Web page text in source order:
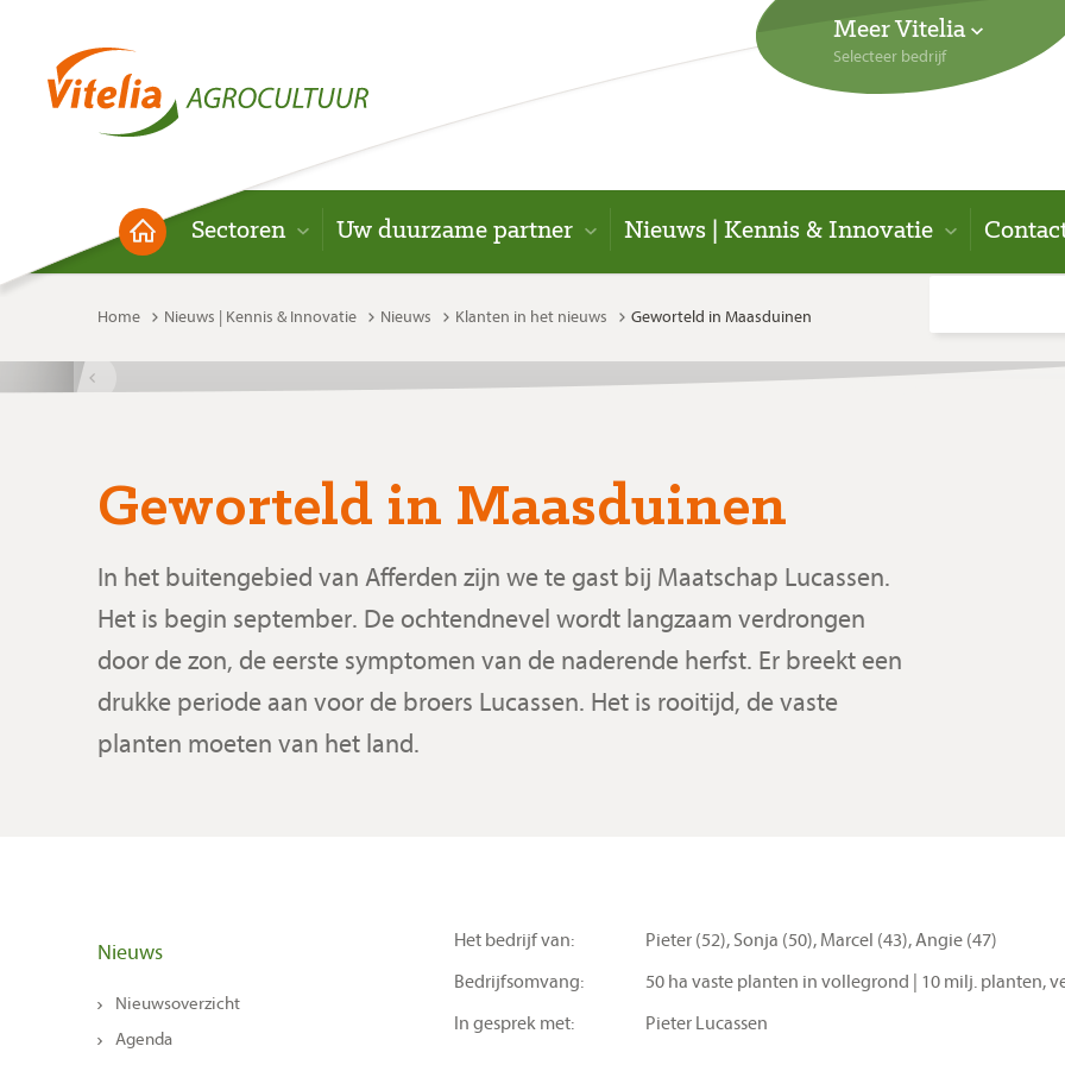
Meer Vitelia
Selecteer bedrijf
Sectoren Uw duurzame partner Nieuws | Kennis & Innovatie
Home Nieuws | Kennis & Innovatie Nieuws Klanten in het nieuws Geworteld in Maasduinen
Geworteld in Maasduinen
In het buitengebied van Afferden zijn we te gast bij Maatschap Lucassen.
Het is begin september. De ochtendnevel wordt langzaam verdrongen
door de zon, de eerste symptomen van de naderende herfst. Er breekt een
drukke periode aan voor de broers Lucassen. Het is rooitijd, de vaste
planten moeten van het land.
Nieuws
Nieuwsoverzicht
Agenda
Het bedrijf van:
Pieter (52), Sonja (50), Marcel (43), Angie (47)
Bedrijfsomvang:
50 ha vaste planten in vollegrond | 10 milj. planten,
In gesprek met:
Pieter Lucassen